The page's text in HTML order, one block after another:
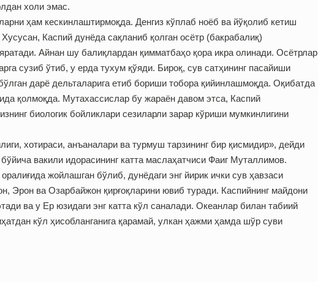
холи эмас.
ҳам кескинлаштирмоқда. Денгиз кўплаб ноёб ва йўқолиб кетиш
Каспий дунёда сақланиб қолган осётр (бакрабалиқ)
Айнан шу балиқлардан қимматбаҳо қора икра олинади. Осётрлар
сузиб ўтиб, у ерда тухум қўяди. Бироқ, сув сатҳининг пасайиши
дарё дельталарига етиб бориши тобора қийинлашмоқда. Оқибатда
қолмоқда. Мутахассислар бу жараён давом этса, Каспий
биологик бойликлари сезиларли зарар кўриши мумкинлигини
хотираси, анъаналари ва турмуш тарзининг бир қисмидир», дейди
вакили идорасининг катта маслаҳатчиси Фаиг Муталлимов.
жойлашган бўлиб, дунёдаги энг йирик ички сув ҳавзаси
Эрон ва Озарбайжон қирғоқларини ювиб туради. Каспийнинг майдони
ва у Ер юзидаги энг катта кўл саналади. Океанлар билан табиий
кўл ҳисобланганига қарамай, улкан ҳажми ҳамда шўр суви